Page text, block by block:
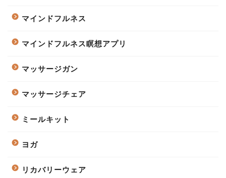
マインドフルネス
マインドフルネス瞑想アプリ
マッサージガン
マッサージチェア
ミールキット
ヨガ
リカバリーウェア